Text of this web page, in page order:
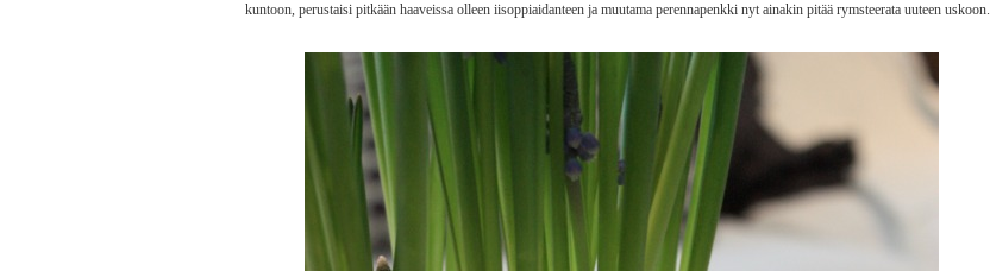
kuntoon, perustaisi pitkään haaveissa olleen iisoppiaidanteen ja muutama perennapenkki nyt ainakin pitää rymsteerata uuteen uskoon.